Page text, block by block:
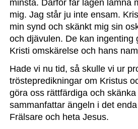
minsta. Därför får lagen lämna
mig. Jag står ju inte ensam.
min synd och skänkt mig sin
och djävulen. De kan ingenting
Kristi omskärelse och hans
Hade vi nu tid, så skulle vi ur
tröstepredikningar om Kristus
göra oss rättfärdiga och
sammanfattar ängeln i det
Frälsare och heta Jesus.